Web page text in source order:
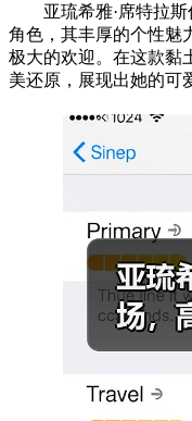
亚琉希雅·席特拉斯
角色，其丰厚的个性魅
极大的欢迎。在这款黏
美还原，展现出她的可